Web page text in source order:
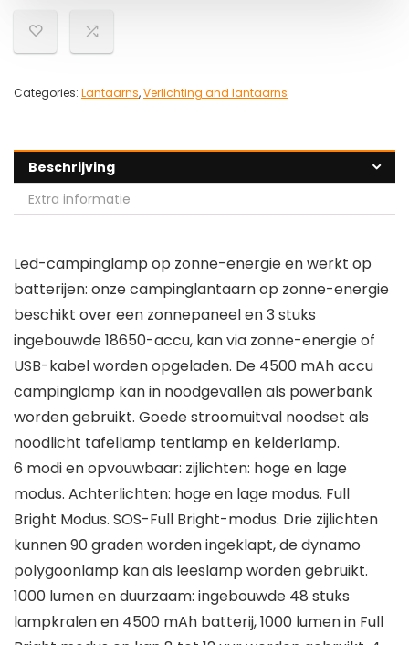
Categories: Lantaarns,Verlichting and lantaarns
Beschrijving
Extra informatie
Led-campinglamp op zonne-energie en werkt op
batterijen: onze campinglantaarn op zonne-energie
beschikt over een zonnepaneel en 3 stuks
ingebouwde 18650-accu, kan via zonne-energie of
USB-kabel worden opgeladen. De 4500 mAh accu
campinglamp kan in noodgevallen als powerbank
worden gebruikt. Goede stroomuitval noodset als
noodlicht tafellamp tentlamp en kelderlamp.
6 modi en opvouwbaar: zijlichten: hoge en lage
modus. Achterlichten: hoge en lage modus. Full
Bright Modus. SOS-Full Bright-modus. Drie zijlichten
kunnen 90 graden worden ingeklapt, de dynamo
polygoonlamp kan als leeslamp worden gebruikt.
1000 lumen en duurzaam: ingebouwde 48 stuks
lampkralen en 4500 mAh batterij, 1000 lumen in Full